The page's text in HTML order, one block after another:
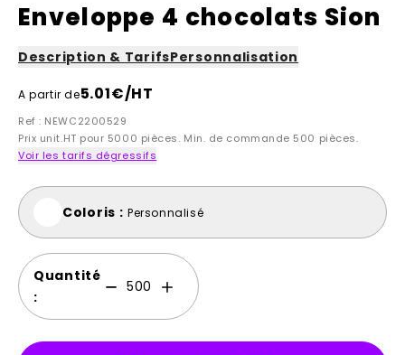
Enveloppe 4 chocolats Sion
Description & TarifsPersonnalisation
A partir de5.01€/HT
Ref : NEWC2200529
Prix unit.HT pour 5000 pièces. Min. de commande 500 pièces.
Voir les tarifs dégressifs
Coloris : Personnalisé
Quantité
: